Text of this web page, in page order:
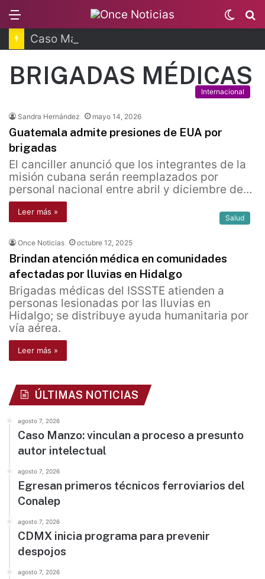
Switch
skin
BRIGADAS MÉDICAS
Internacional
Sandra Hernández mayo 14, 2026
Guatemala admite presiones de EUA por
brigadas
El canciller anunció que los integrantes de la
misión cubana serán reemplazados por
personal nacional entre abril y diciembre de…
Leer más »
Salud
Once Noticias octubre 12, 2025
Brindan atención médica en comunidades
afectadas por lluvias en Hidalgo
Brigadas médicas del ISSSTE atienden a
personas lesionadas por las lluvias en
Hidalgo; se distribuye ayuda humanitaria por
vía aérea.
Leer más »
ÚLTIMAS NOTICIAS
agosto 7, 2026
Caso Manzo: vinculan a proceso a presunto
autor intelectual
agosto 7, 2026
Egresan primeros técnicos ferroviarios del
Conalep
agosto 7, 2026
CDMX inicia programa para prevenir
despojos
agosto 7, 2026